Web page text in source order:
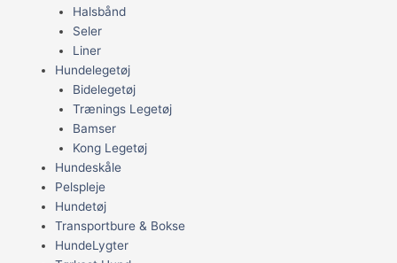
Halsbånd
Seler
Liner
Hundelegetøj
Bidelegetøj
Trænings Legetøj
Bamser
Kong Legetøj
Hundeskåle
Pelspleje
Hundetøj
Transportbure & Bokse
HundeLygter